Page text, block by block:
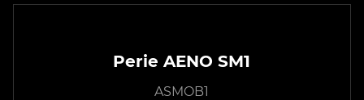
Perie AENO SM1
ASMOB1